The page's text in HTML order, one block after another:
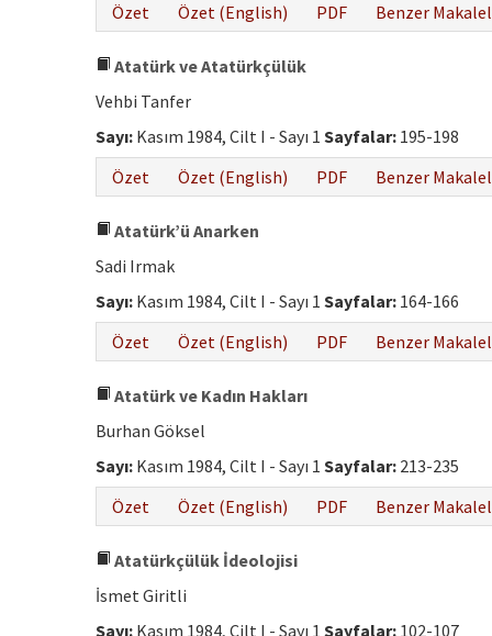
Özet
Özet (English) PDF Benzer
Atatürk ve Atatürkçülük
Vehbi Tanfer
Sayı: Kasım 1984, Cilt I - Sayı 1 Sayfalar: 195-198
Özet
Özet (English) PDF Benzer
Atatürk’ü Anarken
Sadi Irmak
Sayı: Kasım 1984, Cilt I - Sayı 1 Sayfalar: 164-166
Özet
Özet (English) PDF Benzer
Atatürk ve Kadın Hakları
Burhan Göksel
Sayı: Kasım 1984, Cilt I - Sayı 1 Sayfalar: 213-235
Özet
Özet (English) PDF Benzer
Atatürkçülük İdeolojisi
İsmet Giritli
Sayı: Kasım 1984, Cilt I - Sayı 1 Sayfalar: 102-107